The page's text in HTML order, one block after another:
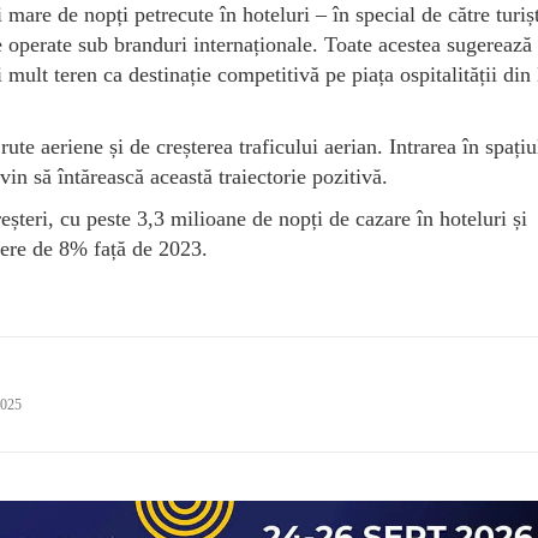
de nopți petrecute în hoteluri – în special de către
sub branduri internaționale. Toate acestea sugerează
teren ca destinație competitivă pe piața ospitalității din
aeriene și de creșterea traficului aerian. Intrarea în
să întărească această traiectorie pozitivă.
cu peste 3,3 milioane de nopți de cazare în hoteluri și
de 8% față de 2023.